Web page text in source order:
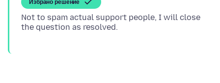
Избрано решение
Not to spam actual support people, I will close